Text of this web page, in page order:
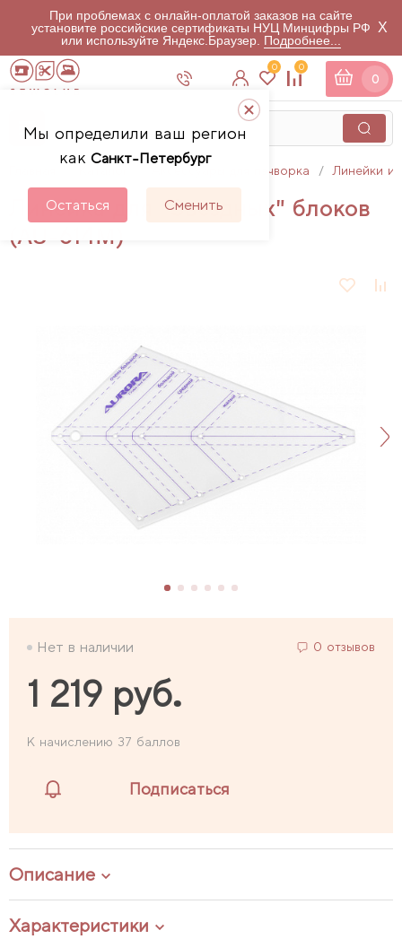
При проблемах с онлайн-оплатой заказов на сайте
установите российские сертификаты НУЦ Минцифры РФ
или используйте Яндекс.Браузер. Подробнее...
X
Мы определили ваш регион
как Санкт-Петербург
Остаться Сменить
0 0
0
Аксессуары для пэчворка Линейки и
Линейка для "Звездных" блоков
(AU-614M)
Нет в наличии 0 отзывов
1 219 руб.
К начислению 37 баллов
Подписаться
Описание
Характеристики